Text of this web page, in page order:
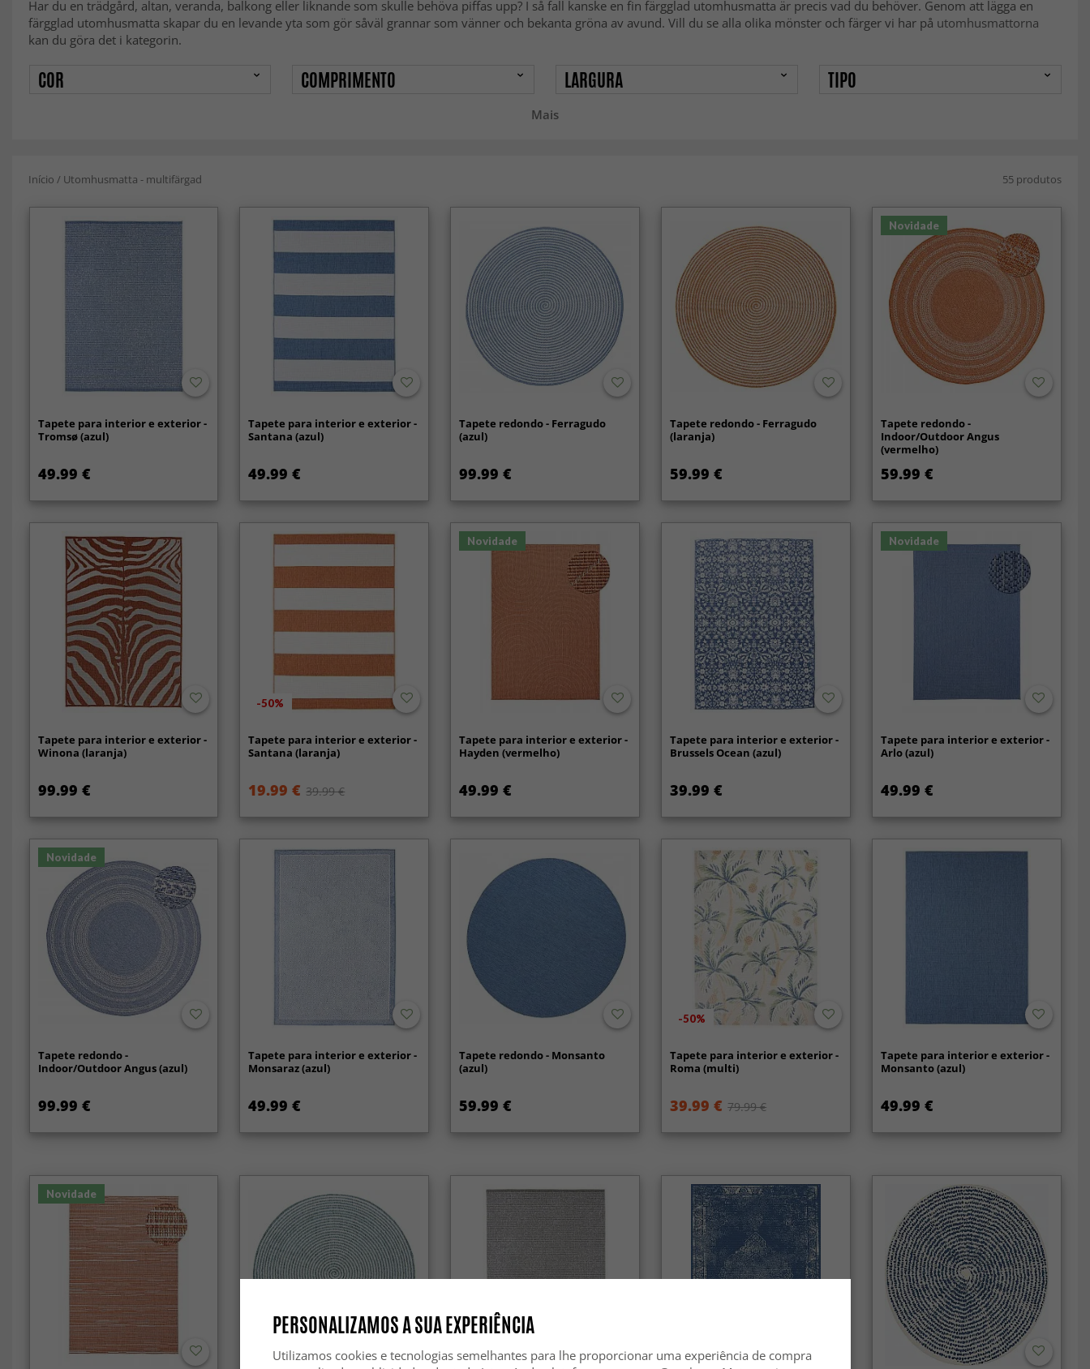
Har du en trädgård, altan, veranda, balkong eller liknande som skulle behöva piffas upp? I så fall kanske en fin färgglad utomhusmatta är precis vad du behöver. Genom att lägga en
färgglad utomhusmatta skapar du en levande yta som gör såväl grannar som vänner och bekanta gröna av avund. Vill du se alla olika mönster och färger vi har på utomhusmattorna
kan du göra det i kategorin.
Mais
COR COMPRIMENTO LARGURA TIPO
Início / Utomhusmatta - multifärgad 55 produtos
Tapete para interior e exterior -
Tromsø (azul)
49.99 €
Tapete para interior e exterior -
Santana (azul)
49.99 €
Tapete redondo - Ferragudo
(azul)
99.99 €
Tapete redondo - Ferragudo
(laranja)
59.99 €
Novidade
Tapete redondo -
Indoor/Outdoor Angus
(vermelho)
59.99 €
Tapete para interior e exterior -
Winona (laranja)
99.99 €
-50%
Tapete para interior e exterior -
Santana (laranja)
19.99 € 39.99 €
Novidade
Tapete para interior e exterior -
Hayden (vermelho)
49.99 €
Tapete para interior e exterior -
Brussels Ocean (azul)
39.99 €
Novidade
Tapete para interior e exterior -
Arlo (azul)
49.99 €
Novidade
Tapete redondo -
Indoor/Outdoor Angus (azul)
99.99 €
Tapete para interior e exterior -
Monsaraz (azul)
49.99 €
Tapete redondo - Monsanto
(azul)
59.99 €
-50%
Tapete para interior e exterior -
Roma (multi)
39.99 € 79.99 €
Tapete para interior e exterior -
Monsanto (azul)
49.99 €
Novidade
-50%
PERSONALIZAMOS A SUA EXPERIÊNCIA
Utilizamos cookies e tecnologias semelhantes para lhe proporcionar uma experiência de compra